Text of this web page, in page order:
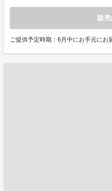
販
ご提供予定時期：6月中にお手元にお